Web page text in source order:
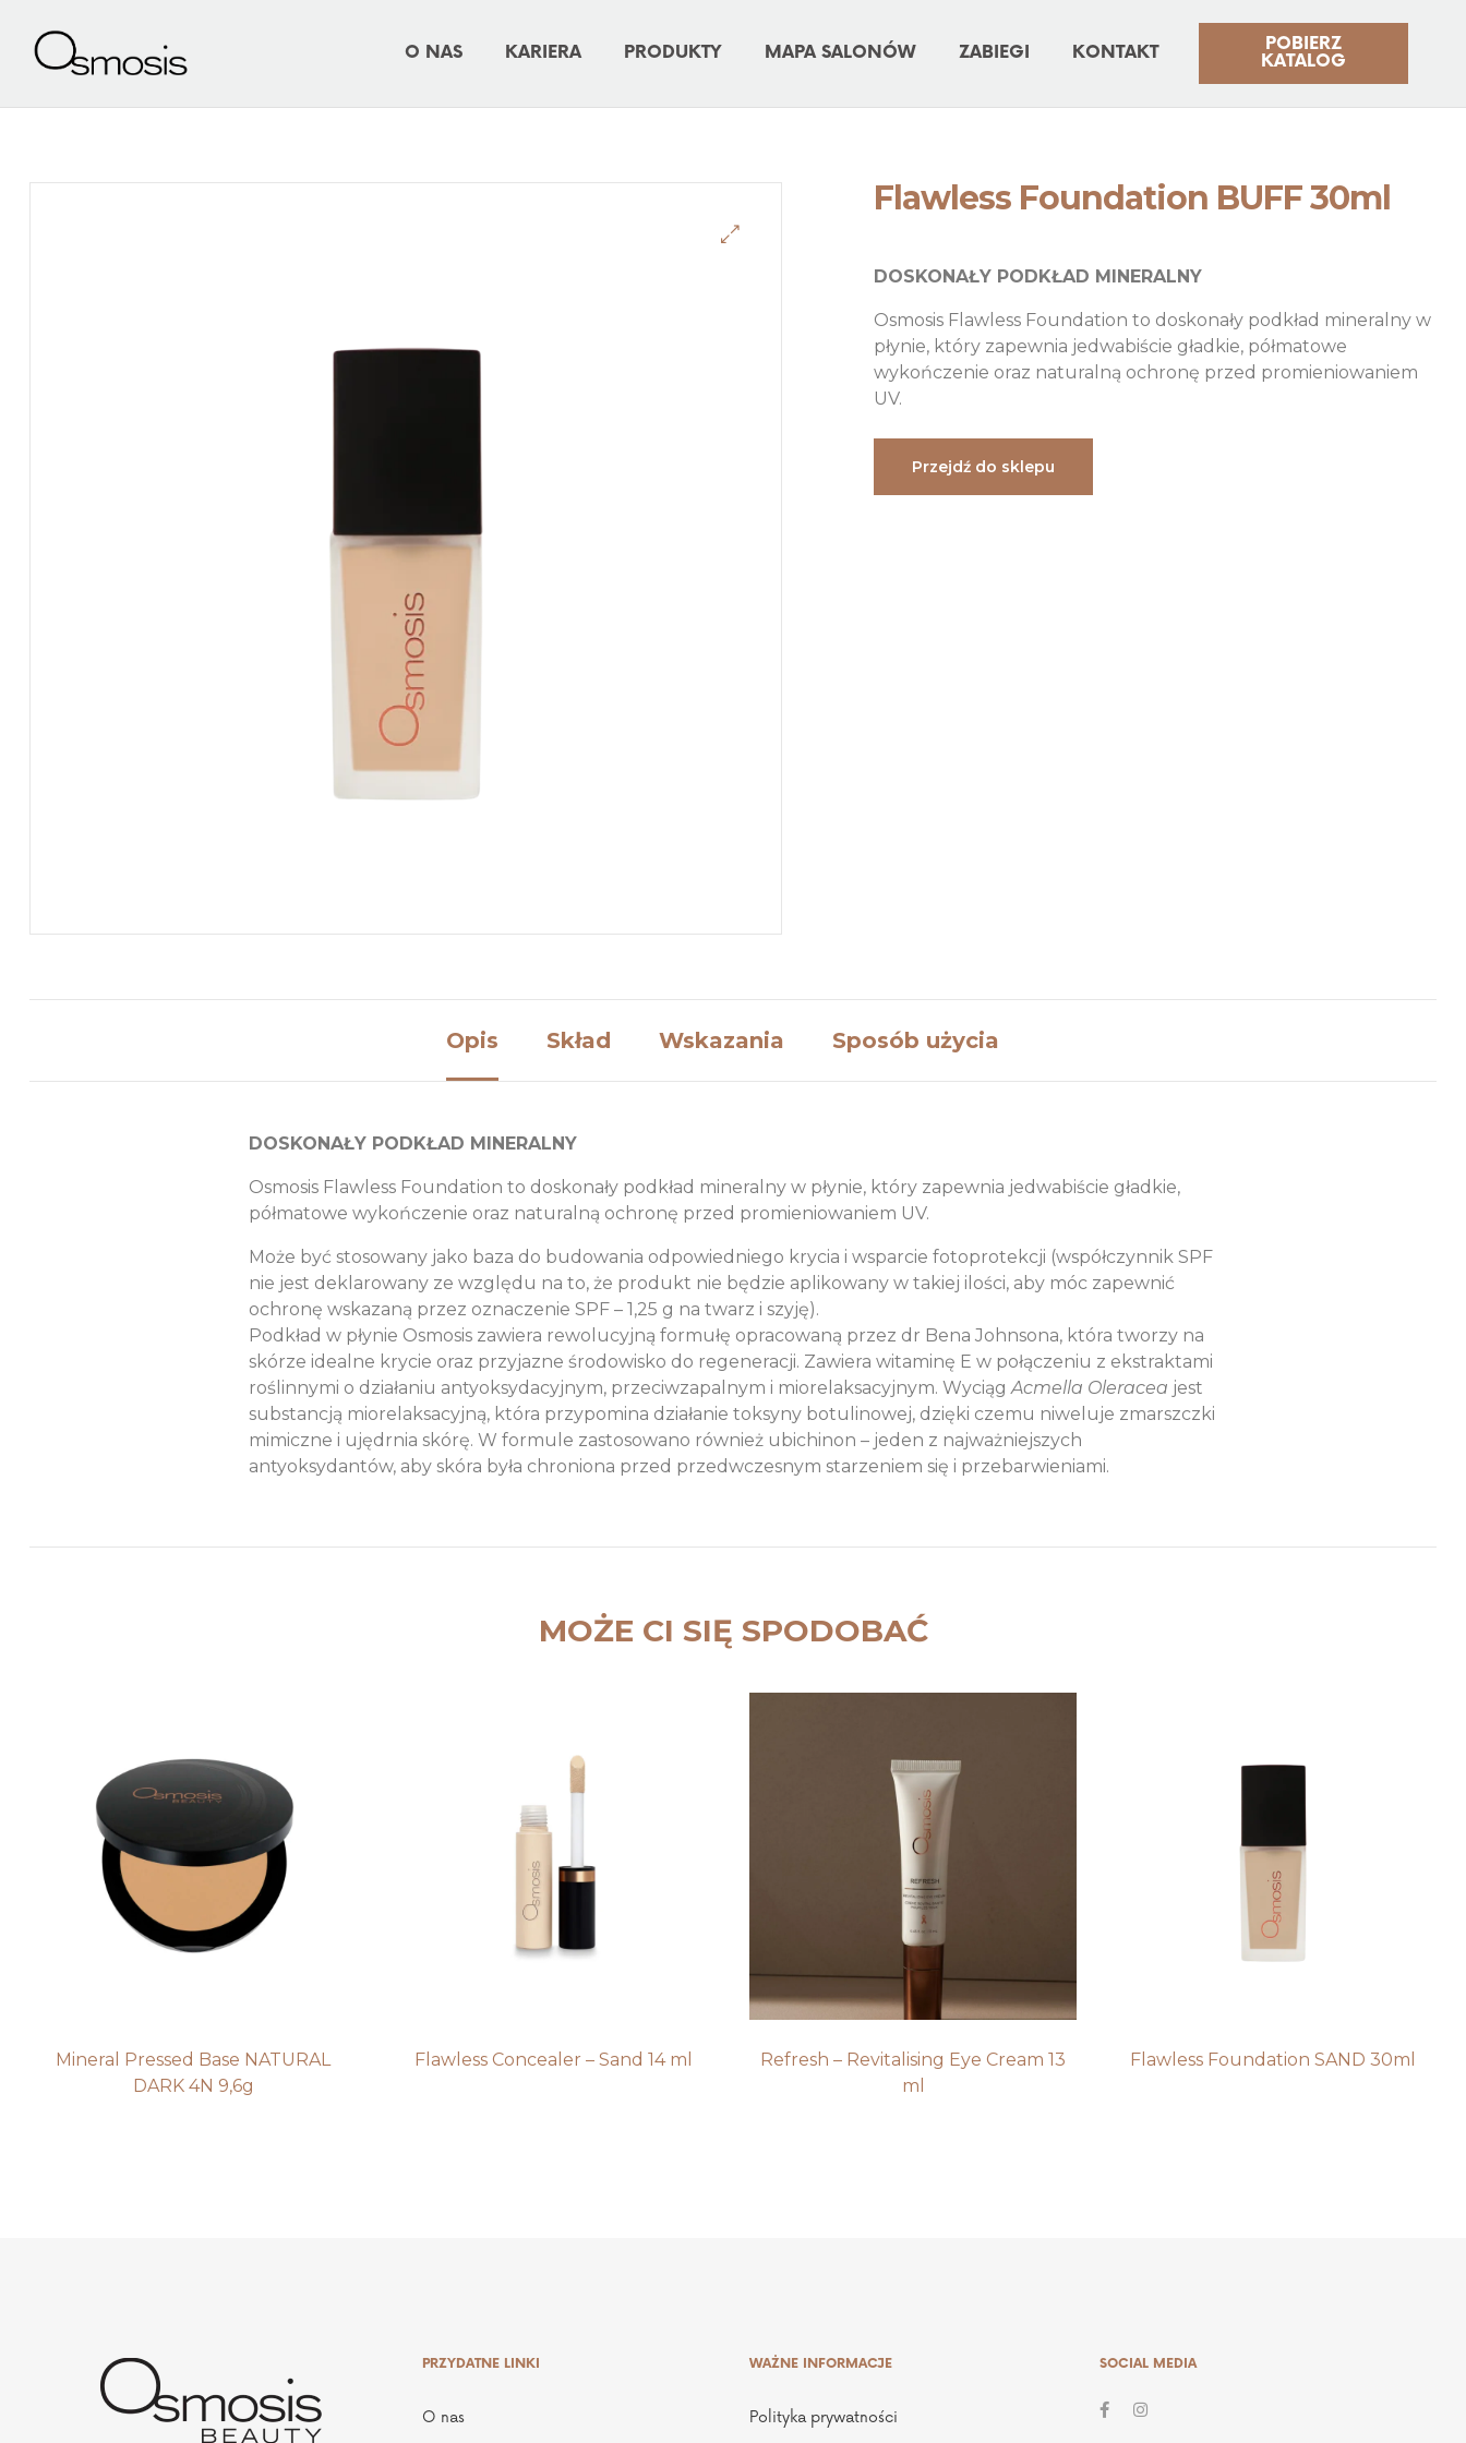
O NAS KARIERA PRODUKTY MAPA SALONÓW ZABIEGI KONTAKT
POBIERZ
KATALOG
Flawless Foundation BUFF 30ml
DOSKONAŁY PODKŁAD MINERALNY
Osmosis Flawless Foundation to doskonały podkład mineralny w
płynie, który zapewnia jedwabiście gładkie, półmatowe
wykończenie oraz naturalną ochronę przed promieniowaniem
UV.
Przejdź do sklepu
Opis Skład Wskazania Sposób użycia
DOSKONAŁY PODKŁAD MINERALNY
Osmosis Flawless Foundation to doskonały podkład mineralny w płynie, który zapewnia jedwabiście gładkie,
półmatowe wykończenie oraz naturalną ochronę przed promieniowaniem UV.
Może być stosowany jako baza do budowania odpowiedniego krycia i wsparcie fotoprotekcji (współczynnik SPF
nie jest deklarowany ze względu na to, że produkt nie będzie aplikowany w takiej ilości, aby móc zapewnić
ochronę wskazaną przez oznaczenie SPF – 1,25 g na twarz i szyję).
Podkład w płynie Osmosis zawiera rewolucyjną formułę opracowaną przez dr Bena Johnsona, która tworzy na
skórze idealne krycie oraz przyjazne środowisko do regeneracji. Zawiera witaminę E w połączeniu z ekstraktami
roślinnymi o działaniu antyoksydacyjnym, przeciwzapalnym i miorelaksacyjnym. WyciągAcmella Oleracea jest
substancją miorelaksacyjną, która przypomina działanie toksyny botulinowej, dzięki czemu niweluje zmarszczki
mimiczne i ujędrnia skórę. W formule zastosowano również ubichinon – jeden z najważniejszych
antyoksydantów, aby skóra była chroniona przed przedwczesnym starzeniem się i przebarwieniami.
MOŻE CI SIĘ SPODOBAĆ
Mineral Pressed Base NATURAL
DARK 4N 9,6g
Flawless Concealer – Sand 14 ml
Refresh – Revitalising Eye Cream 13
ml
Flawless Foundation SAND 30ml
PRZYDATNE LINKI
O nas
WAŻNE INFORMACJE
Polityka prywatności
SOCIAL MEDIA